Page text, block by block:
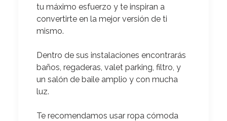
tu máximo esfuerzo y te inspiran a
convertirte en la mejor versión de ti
mismo.
Dentro de sus instalaciones encontrarás
baños, regaderas, valet parking, filtro, y
un salón de baile amplio y con mucha
luz.
Te recomendamos usar ropa cómoda